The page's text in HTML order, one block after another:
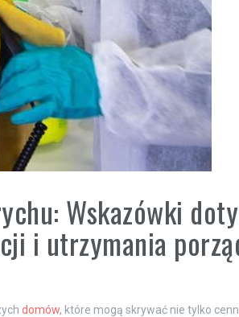
Wskazówki
i utrzymania
domów, które mogą skrywać nie tylko